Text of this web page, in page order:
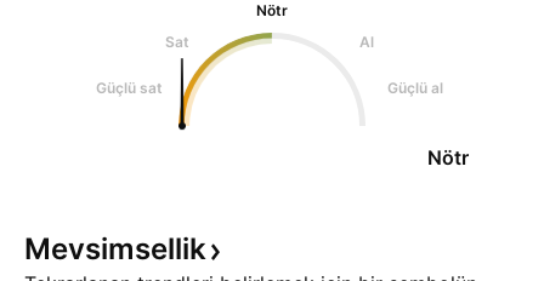
Nötr
Sat
Al
Güçlü sat Güçlü al
Nötr
Mevsimsellik